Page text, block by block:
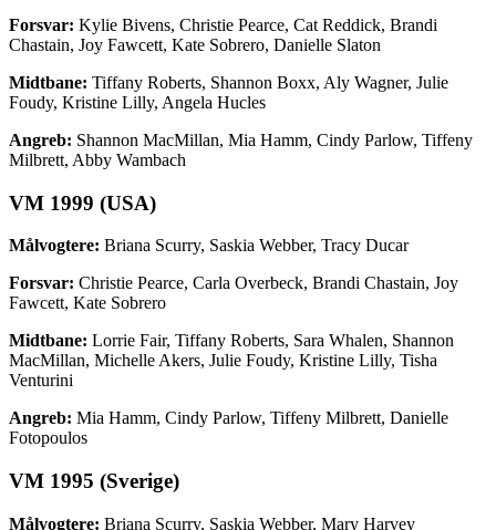
Forsvar: Kylie Bivens, Christie Pearce, Cat Reddick, Brandi
Chastain, Joy Fawcett, Kate Sobrero, Danielle Slaton
Midtbane: Tiffany Roberts, Shannon Boxx, Aly Wagner, Julie
Foudy, Kristine Lilly, Angela Hucles
Angreb: Shannon MacMillan, Mia Hamm, Cindy Parlow, Tiffeny
Milbrett, Abby Wambach
VM 1999 (USA)
Målvogtere: Briana Scurry, Saskia Webber, Tracy Ducar
Forsvar: Christie Pearce, Carla Overbeck, Brandi Chastain, Joy
Fawcett, Kate Sobrero
Midtbane: Lorrie Fair, Tiffany Roberts, Sara Whalen, Shannon
MacMillan, Michelle Akers, Julie Foudy, Kristine Lilly, Tisha
Venturini
Angreb: Mia Hamm, Cindy Parlow, Tiffeny Milbrett, Danielle
Fotopoulos
VM 1995 (Sverige)
Målvogtere: Briana Scurry, Saskia Webber, Mary Harvey